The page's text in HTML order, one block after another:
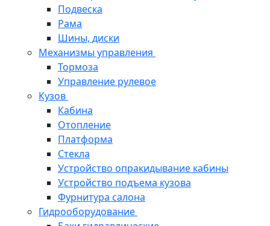
Подвеска
Рама
Шины, диски
Механизмы управления
Тормоза
Управление рулевое
Кузов
Кабина
Отопление
Платформа
Стекла
Устройство опракидывание кабины
Устройство подъема кузова
Фурнитура салона
Гидрооборудование